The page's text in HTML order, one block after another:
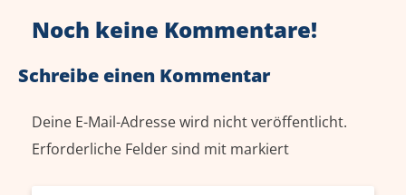
Noch keine Kommentare!
Schreibe einen Kommentar
Deine E-Mail-Adresse wird nicht veröffentlicht.
Erforderliche Felder sind mit markiert